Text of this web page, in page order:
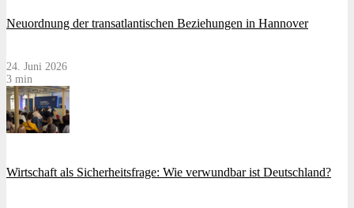
Neuordnung der transatlantischen Beziehungen in Hannover
24. Juni 2026
3 min
Wirtschaft als Sicherheitsfrage: Wie verwundbar ist Deutschland?